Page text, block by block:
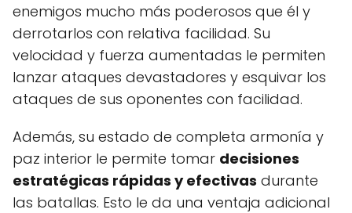
enemigos mucho más poderosos que él y
derrotarlos con relativa facilidad. Su
velocidad y fuerza aumentadas le permiten
lanzar ataques devastadores y esquivar los
ataques de sus oponentes con facilidad.
Además, su estado de completa armonía y
paz interior le permite tomar decisiones
estratégicas rápidas y efectivas durante
las batallas. Esto le da una ventaja adicional